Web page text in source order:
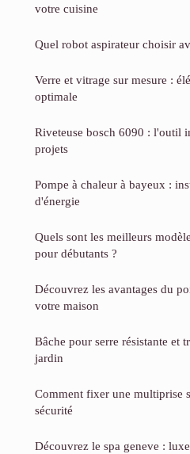
votre cuisine
Quel robot aspirateur choisir
Verre et vitrage sur mesure :
optimale
Riveteuse bosch 6090 : l'outil
projets
Pompe à chaleur à bayeux :
d'énergie
Quels sont les meilleurs
pour débutants ?
Découvrez les avantages du
votre maison
Bâche pour serre résistante et
jardin
Comment fixer une multiprise
sécurité
Découvrez le spa geneve :